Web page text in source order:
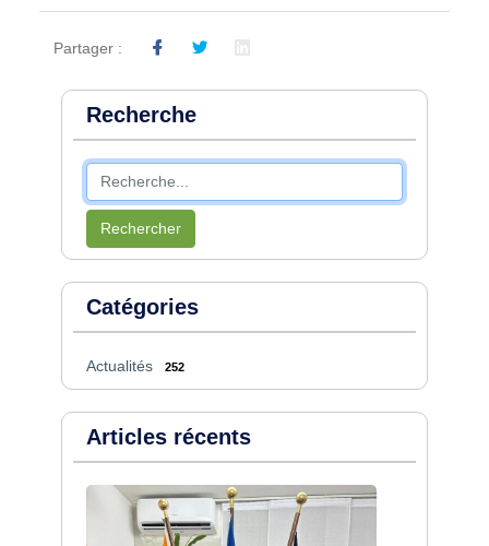
Partager :
Recherche
Rechercher
Catégories
Actualités 252
Articles récents